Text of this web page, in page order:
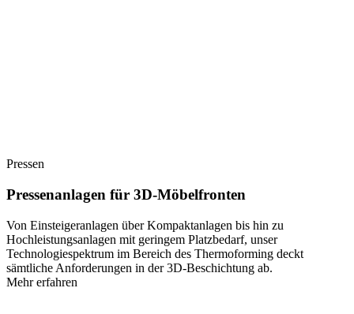
Pressen
Pressenanlagen für 3D-Möbelfronten
Von Einsteigeranlagen über Kompaktanlagen bis hin zu
Hochleistungsanlagen mit geringem Platzbedarf, unser
Technologiespektrum im Bereich des Thermoforming deckt
sämtliche Anforderungen in der 3D-Beschichtung ab.
Mehr erfahren